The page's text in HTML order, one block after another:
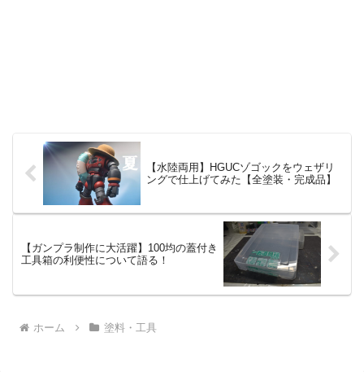
【水陸両用】HGUCゾゴックをウェザリ
ングで仕上げてみた【全塗装・完成品】
【ガンプラ制作に大活躍】100均の蓋付き
工具箱の利便性について語る！
ホーム 塗料・工具